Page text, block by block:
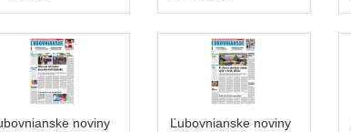
noviny
Ľubovnianske noviny